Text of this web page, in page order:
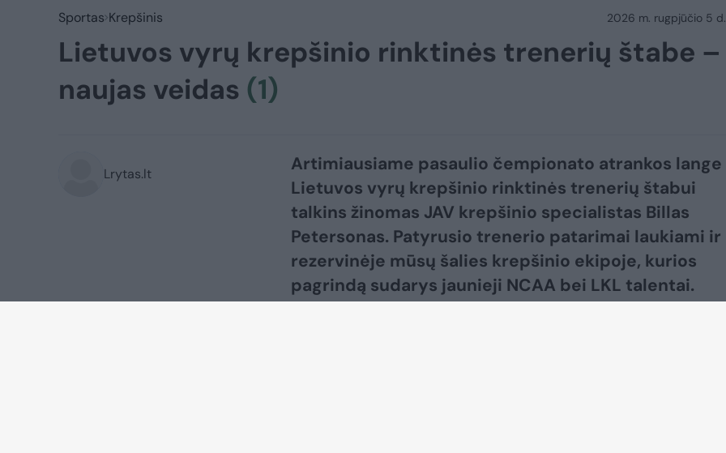
Sportas Krepšinis 2026 m. rugpjūčio 5 d.
Lietuvos vyrų krepšinio rinktinės trenerių štabe –
naujas veidas (1)
Lrytas.lt
Artimiausiame pasaulio čempionato atrankos lange
Lietuvos vyrų krepšinio rinktinės trenerių štabui
talkins žinomas JAV krepšinio specialistas Billas
Petersonas. Patyrusio trenerio patarimai laukiami ir
rezervinėje mūsų šalies krepšinio ekipoje, kurios
pagrindą sudarys jaunieji NCAA bei LKL talentai.